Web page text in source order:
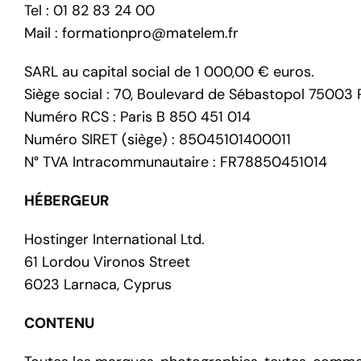
Tel : 01 82 83 24 00
Mail : formationpro@matelem.fr
SARL au capital social de 1 000,00 € euros.
Siège social : 70, Boulevard de Sébastopol 75003
Numéro RCS : Paris B 850 451 014
Numéro SIRET (siège) : 85045101400011
N° TVA Intracommunautaire : FR78850451014
HÉBERGEUR
Hostinger International Ltd.
61 Lordou Vironos Street
6023 Larnaca, Cyprus
CONTENU